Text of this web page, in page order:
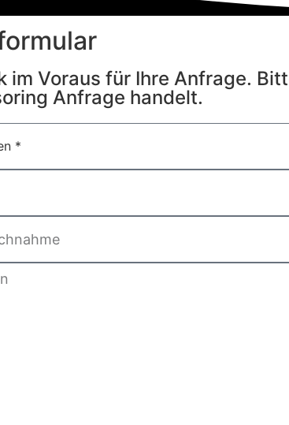
im Voraus für Ihre Anfrage.
Anfrage handelt.